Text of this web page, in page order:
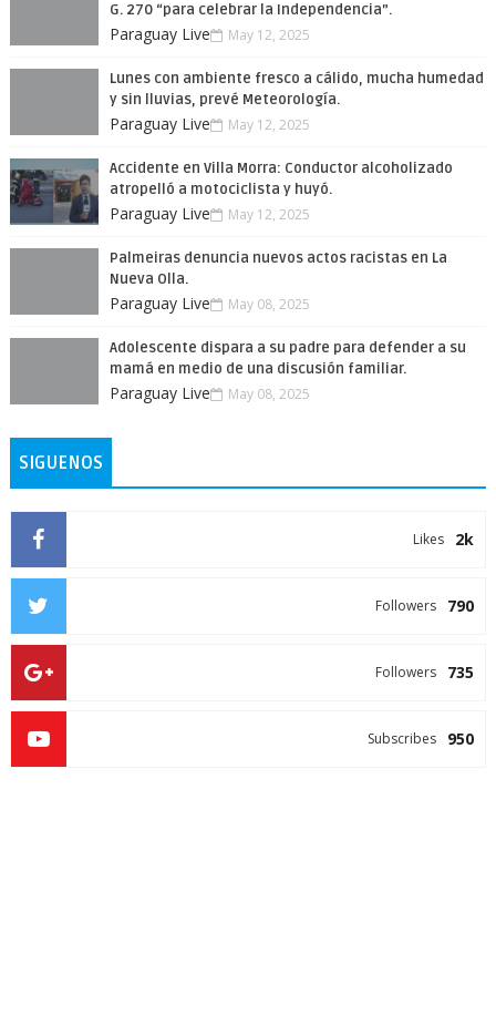
G. 270 “para celebrar la Independencia”.
Paraguay Live May 12, 2025
Lunes con ambiente fresco a cálido, mucha humedad
y sin lluvias, prevé Meteorología.
Paraguay Live May 12, 2025
Accidente en Villa Morra: Conductor alcoholizado
atropelló a motociclista y huyó.
Paraguay Live May 12, 2025
Palmeiras denuncia nuevos actos racistas en La
Nueva Olla.
Paraguay Live May 08, 2025
Adolescente dispara a su padre para defender a su
mamá en medio de una discusión familiar.
Paraguay Live May 08, 2025
SIGUENOS
2k
Likes
790
Followers
735
Followers
950
Subscribes